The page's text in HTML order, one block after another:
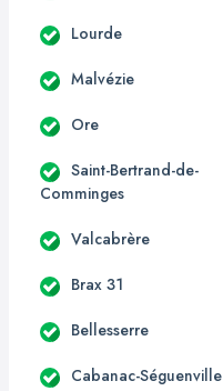
Lourde
Malvézie
Ore
Saint-Bertrand-de-
Comminges
Valcabrère
Brax 31
Bellesserre
Cabanac-Séguenville